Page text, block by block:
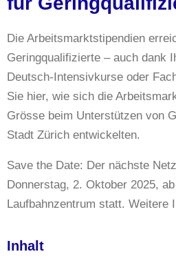
Die Arbeitsmarktstipendien
Geringqualifizierte – auch dank
Deutsch-Intensivkurse oder
Sie hier, wie sich die
Grösse beim Unterstützen von
Stadt Zürich entwickelten.
Save the Date: Der nächste
Donnerstag, 2. Oktober 2025,
Laufbahnzentrum statt. Weitere
Inhalt